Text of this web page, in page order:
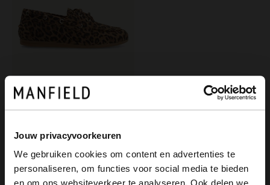
Jouw privacyvoorkeuren
We gebruiken cookies om content en advertenties te
personaliseren, om functies voor social media te bieden
Manfield
Veloursleder-Bootsschuhe mit Leoprint